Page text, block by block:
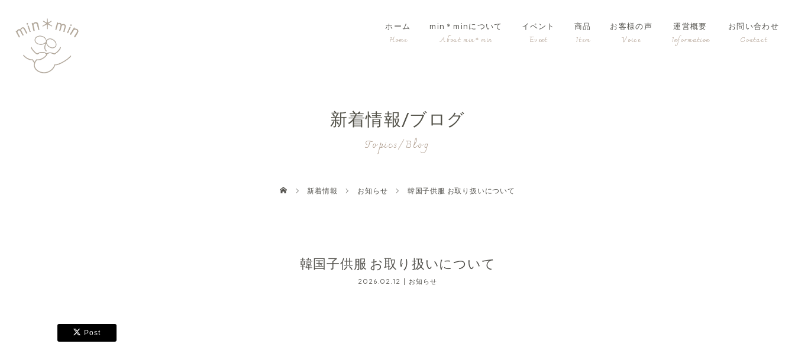
ホーム min＊minについて イベント 商品 お客様の声 運営概要 お問い合わせ
新着情報/ブログ
Topics/Blog
新着情報 お知らせ 韓国子供服 お取り扱いについて
韓国子供服 お取り扱いについて
2026.02.12 お知らせ
Post